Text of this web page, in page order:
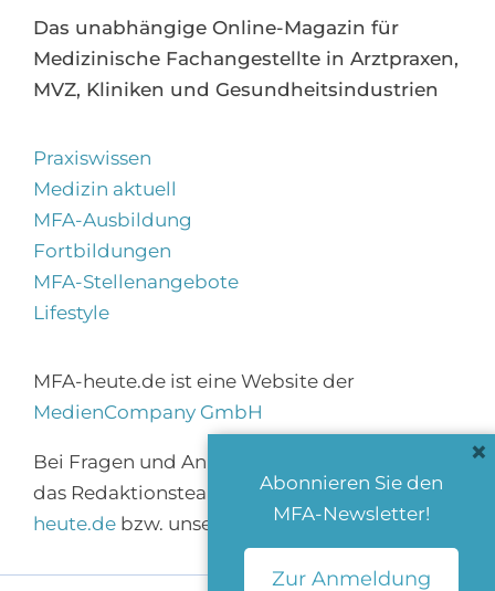
Das unabhängige Online-Magazin für
Medizinische Fachangestellte in Arztpraxen,
MVZ, Kliniken und Gesundheitsindustrien
Praxiswissen
Medizin aktuell
MFA-Ausbildung
Fortbildungen
MFA-Stellenangebote
Lifestyle
MFA-heute.de ist eine Website der
MedienCompany GmbH
Bei Fragen und Anregungen erreichen Sie
das Redaktionsteam überinfo@mfa-
heute.debzw. unser Kontaktformular.
Abonnieren Sie den
MFA-Newsletter!
Zur Anmeldung
×